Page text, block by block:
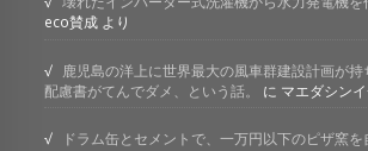
eco賛成 より
鹿児島の洋上に世界最大の風車群建設計画が
配慮書がてんでダメ、という話。
に マエダシン
ドラム缶とセメントで、一万円以下のピザ窯を